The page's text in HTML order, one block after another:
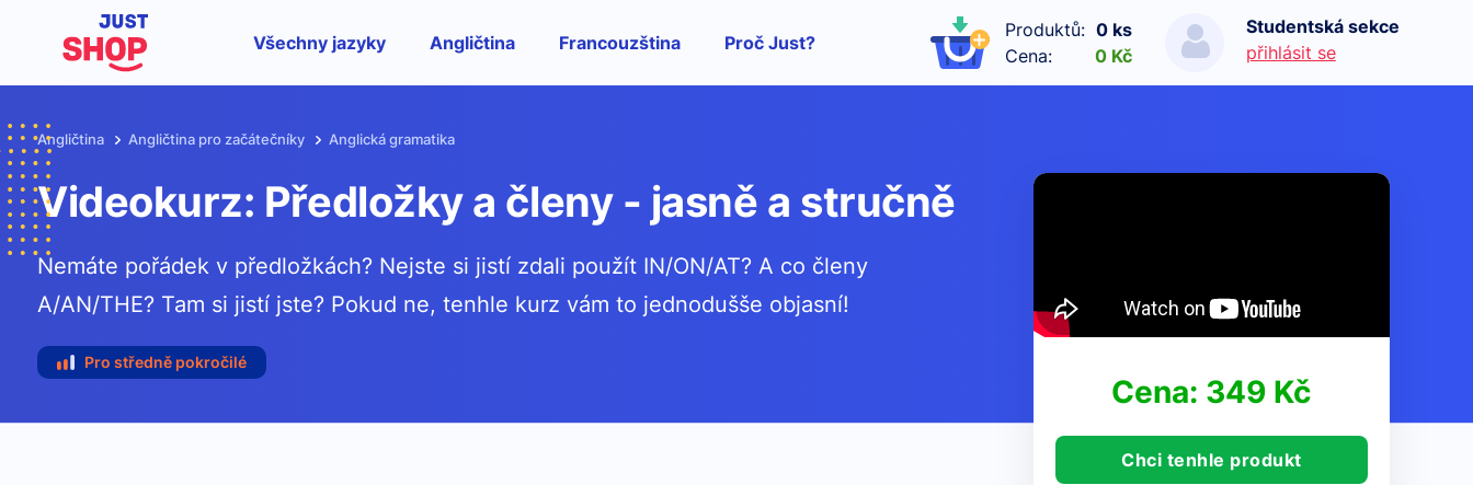
Všechny jazyky Angličtina Francouzština Proč Just?
Produktů: 0 ks
Cena:
0 Kč
Studentská sekce
přihlásit se
Angličtina Angličtina pro začátečníky Anglická gramatika
Videokurz: Předložky a členy - jasně a stručně
Nemáte pořádek v předložkách? Nejste si jistí zdali použít IN/ON/AT? A co členy
A/AN/THE? Tam si jistí jste? Pokud ne, tenhle kurz vám to jednodušše objasní!
Pro středně pokročilé
Cena: 349 Kč
Chci tenhle produkt